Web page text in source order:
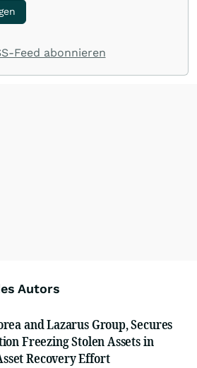
Feed abonnieren
Autors
and Lazarus Group, Secures
Freezing Stolen Assets in
Recovery Effort